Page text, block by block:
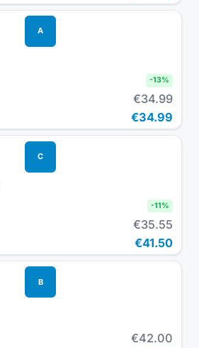
A
-13%
€34.99
€34.99
C
-11%
€35.55
€41.50
B
€42.00